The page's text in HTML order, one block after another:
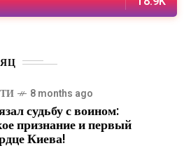
8 months ago
судьбу с воином:
признание и первый
Киева!